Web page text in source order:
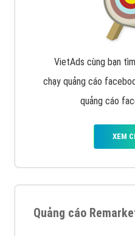
VietAds cùng bạn
chạy quảng cáo
quảng cáo
XEM
Quảng cáo